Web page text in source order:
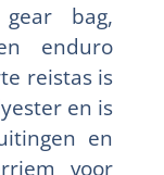
bag,
enduro
reistas is
en is
en
voor